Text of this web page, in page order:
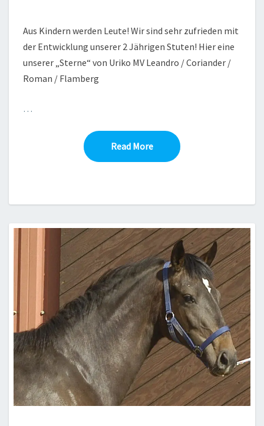
Aus Kindern werden Leute! Wir sind sehr zufrieden mit
der Entwicklung unserer 2 Jährigen Stuten! Hier eine
unserer „Sterne“ von Uriko MV Leandro / Coriander /
Roman / Flamberg
…
Read MoreRead More